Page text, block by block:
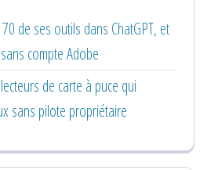
de ses outils dans ChatGPT, et
compte Adobe
de carte à puce qui
sans pilote propriétaire